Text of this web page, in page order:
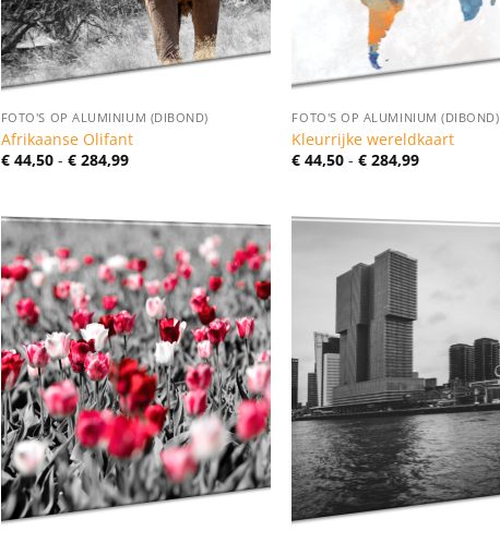
FOTO'S OP ALUMINIUM (DIBOND)
Afrikaanse Olifant
€44,50 - €284,99Prijsklasse:
FOTO'S OP ALUMINIUM (DIBOND)
Kleurrijke wereldkaart
€ 44,50 - € 284,99Prijsklasse: